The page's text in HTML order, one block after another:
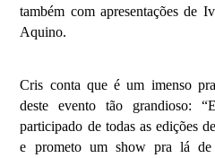
também com apresentações de
Aquino.
Cris conta que é um imenso
deste evento tão grandioso:
participado de todas as edições
e prometo um show pra lá de